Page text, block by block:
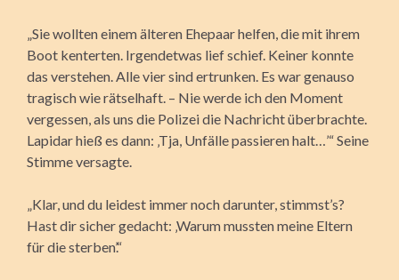
„Sie wollten einem älteren Ehepaar helfen, die mit ihrem
Boot kenterten. Irgendetwas lief schief. Keiner konnte
das verstehen. Alle vier sind ertrunken. Es war genauso
tragisch wie rätselhaft. – Nie werde ich den Moment
vergessen, als uns die Polizei die Nachricht überbrachte.
Lapidar hieß es dann: ‚Tja, Unfälle passieren halt…’“ Seine
Stimme versagte.
„Klar, und du leidest immer noch darunter, stimmst’s?
Hast dir sicher gedacht: ‚Warum mussten meine Eltern
für die sterben’.“